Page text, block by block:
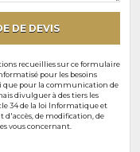
DE DEVIS
recueillies sur ce formulaire
pour les besoins
que pour la communication de
divulguer à des tiers les
34 de la loi Informatique et
d'accès, de modification, de
vous concernant.